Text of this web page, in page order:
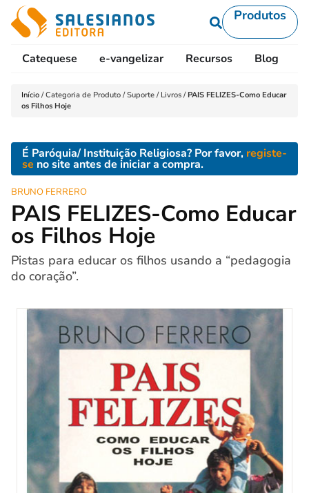
Produtos
Catequese e-vangelizar Recursos Blog
Início /Categoria de Produto /Suporte / Livros /PAIS FELIZES-Como Educar
os Filhos Hoje
É Paróquia/ Instituição Religiosa? Por favor, registe-
se no site antes de iniciar a compra.
BRUNO FERRERO
PAIS FELIZES-Como Educar
os Filhos Hoje
Pistas para educar os filhos usando a “pedagogia
do coração”.